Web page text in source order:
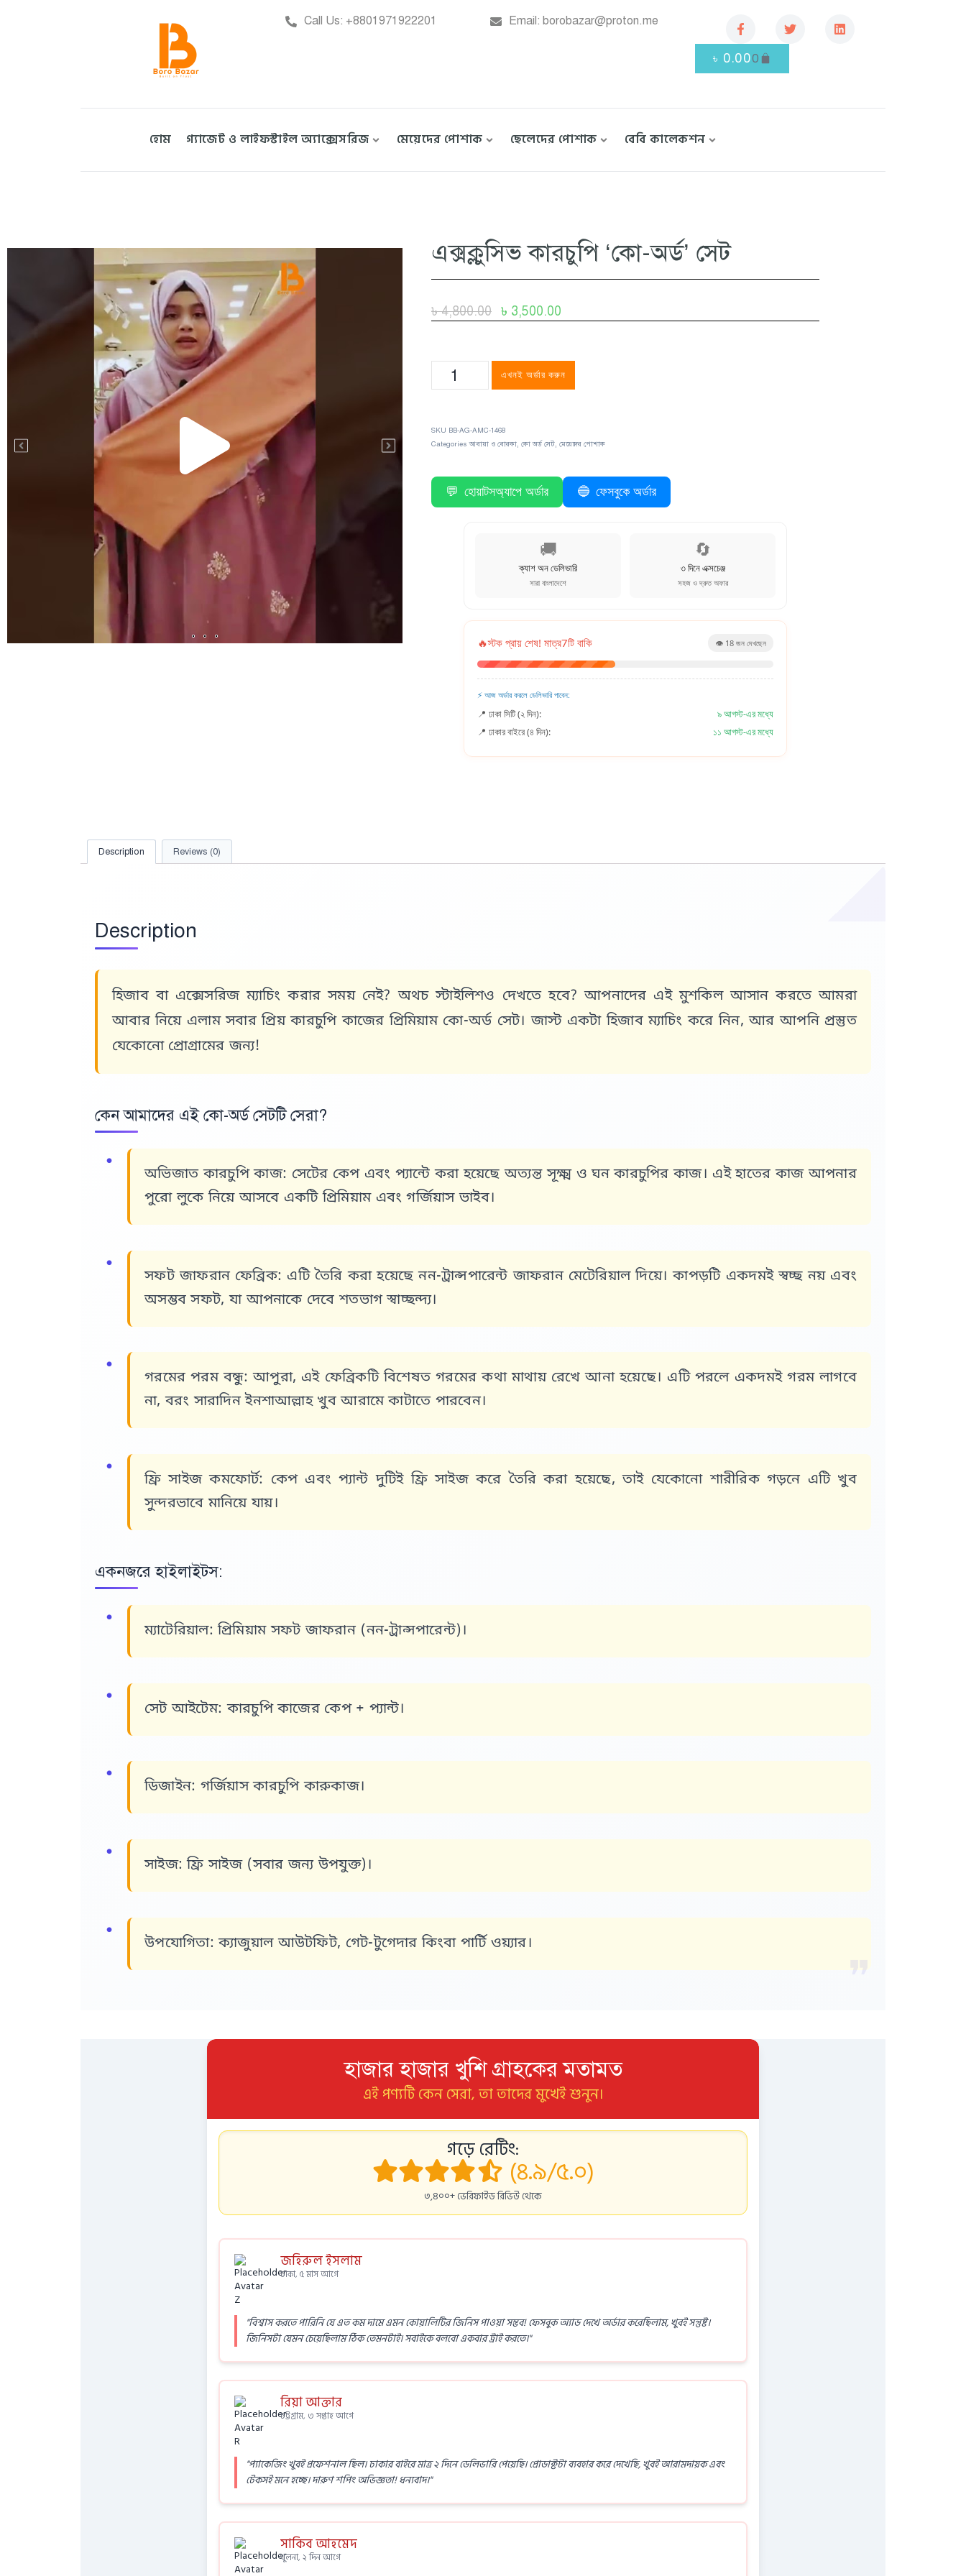
Call Us: +8801971922201 Email: borobazar@proton.me
৳ 0.000
হোম গ্যাজেট ও লাইফস্টাইল অ্যাক্সেসরিজ মেয়েদের পোশাক ছেলেদের পোশাক বেবি কালেকশন
এক্সক্লুসিভ কারচুপি ‘কো-অর্ড’ সেট
৳4,800.00 ৳ 3,500.00
এখনই অর্ডার করুন
SKU BB-AG-AMC-1468
Categories আবায়া ও বোরকা, কো অর্ড সেট, মেয়েদের পোশাক
💬 হোয়াটসঅ্যাপে অর্ডার 🔵 ফেসবুকে অর্ডার
🚚
ক্যাশ অন ডেলিভারি
সারা বাংলাদেশে
🔄
৩ দিনে এক্সচেঞ্জ
সহজ ও দ্রুত অফার
🔥স্টক প্রায় শেষ! মাত্র7টি বাকি 👁️ 18 জন দেখছেন
⚡ আজ অর্ডার করলে ডেলিভারি পাবেন:
📍 ঢাকা সিটি (২ দিন):
৯ আগস্ট-এর মধ্যে
📍 ঢাকার বাইরে (৪ দিন):
১১ আগস্ট-এর মধ্যে
Description Reviews (0)
Description
হিজাব বা এক্সেসরিজ ম্যাচিং করার সময় নেই? অথচ স্টাইলিশও দেখতে হবে? আপনাদের এই মুশকিল আসান করতে আমরা
আবার নিয়ে এলাম সবার প্রিয়কারচুপি কাজের প্রিমিয়াম কো-অর্ড সেট। জাস্ট একটা হিজাব ম্যাচিং করে নিন, আর আপনি প্রস্তুত
যেকোনো প্রোগ্রামের জন্য!
কেন আমাদের এই কো-অর্ড সেটটি সেরা?
অভিজাত কারচুপি কাজ: সেটের কেপ এবং প্যান্টে করা হয়েছে অত্যন্ত সূক্ষ্ম ও ঘন কারচুপির কাজ। এই হাতের কাজ আপনার
পুরো লুকে নিয়ে আসবে একটি প্রিমিয়াম এবং গর্জিয়াস ভাইব।
সফট জাফরান ফেব্রিক: এটি তৈরি করা হয়েছেনন-ট্রান্সপারেন্ট জাফরান মেটেরিয়ালদিয়ে। কাপড়টি একদমই স্বচ্ছ নয় এবং
অসম্ভব সফট, যা আপনাকে দেবে শতভাগ স্বাচ্ছন্দ্য।
গরমের পরম বন্ধু: আপুরা, এই ফেব্রিকটি বিশেষত গরমের কথা মাথায় রেখে আনা হয়েছে। এটি পরলে একদমই গরম লাগবে
না, বরং সারাদিন ইনশাআল্লাহ খুব আরামে কাটাতে পারবেন।
ফ্রি সাইজ কমফোর্ট: কেপ এবং প্যান্ট দুটিইফ্রি সাইজকরে তৈরি করা হয়েছে, তাই যেকোনো শারীরিক গড়নে এটি খুব
সুন্দরভাবে মানিয়ে যায়।
একনজরে হাইলাইটস:
ম্যাটেরিয়াল: প্রিমিয়াম সফট জাফরান (নন-ট্রান্সপারেন্ট)।
সেট আইটেম: কারচুপি কাজের কেপ + প্যান্ট।
ডিজাইন: গর্জিয়াস কারচুপি কারুকাজ।
সাইজ: ফ্রি সাইজ (সবার জন্য উপযুক্ত)।
উপযোগিতা: ক্যাজুয়াল আউটফিট, গেট-টুগেদার কিংবা পার্টি ওয়্যার।
হাজার হাজার খুশি গ্রাহকের মতামত
এই পণ্যটি কেন সেরা, তা তাদের মুখেই শুনুন।
গড়ে রেটিং:
(৪.৯/৫.০)
৩,৪০০+ ভেরিফাইড রিভিউ থেকে
জহিরুল ইসলাম
ঢাকা, ৫ মাস আগে
"বিশ্বাস করতে পারিনি যে এত কম দামে এমন কোয়ালিটির জিনিস পাওয়া সম্ভব! ফেসবুক অ্যাড দেখে অর্ডার করেছিলাম, খুবই সন্তুষ্ট।
জিনিসটা যেমন চেয়েছিলাম ঠিক তেমনটাই। সবাইকে বলবো একবার ট্রাই করতে।"
রিয়া আক্তার
চট্টগ্রাম, ৩ সপ্তাহ আগে
"প্যাকেজিং খুবই প্রফেশনাল ছিল। ঢাকার বাইরে মাত্র ২ দিনে ডেলিভারি পেয়েছি। প্রোডাক্টটা ব্যবহার করে দেখেছি, খুবই আরামদায়ক এবং
টেকসই মনে হচ্ছে। দারুণ শপিং অভিজ্ঞতা! ধন্যবাদ।"
সাকিব আহমেদ
খুলনা, ২ দিন আগে